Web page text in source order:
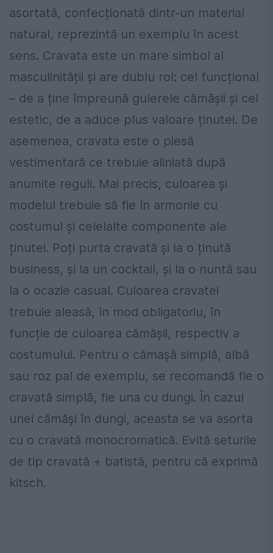
asortată, confecționată dintr-un material
natural, reprezintă un exemplu în acest
sens. Cravata este un mare simbol al
masculinității și are dublu rol: cel funcțional
– de a ține împreună gulerele cămășii și cel
estetic, de a aduce plus valoare ținutei. De
asemenea, cravata este o piesă
vestimentară ce trebuie aliniată după
anumite reguli. Mai precis, culoarea și
modelul trebuie să fie în armonie cu
costumul și celelalte componente ale
ținutei. Poți purta cravată și la o ținută
business, și la un cocktail, și la o nuntă sau
la o ocazie casual. Culoarea cravatei
trebuie aleasă, în mod obligatoriu, în
funcție de culoarea cămășii, respectiv a
costumului. Pentru o cămașă simplă, albă
sau roz pal de exemplu, se recomandă fie o
cravată simplă, fie una cu dungi. În cazul
unei cămăși în dungi, aceasta se va asorta
cu o cravată monocromatică. Evită seturile
de tip cravată + batistă, pentru că exprimă
kitsch.